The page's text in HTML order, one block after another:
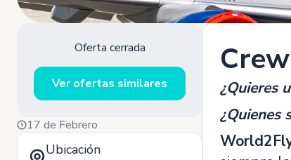
Oferta cerrada
Ver ofertas similares
17 de Febrero
Ubicación
¿Quieres
¿Quienes